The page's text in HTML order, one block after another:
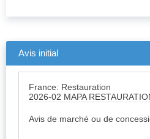
Avis initial
France: Restauration
2026-02 MAPA
Avis de marché ou de